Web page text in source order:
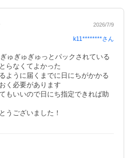
2026/7/9
k11********さん
ゅぎゅぎゅっとパックされている
らなくてよかった
ように届くまでに日にちがかかる
く必要があります
もいいので日にち指定できれば助